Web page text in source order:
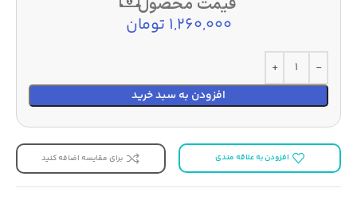
1,260,000 تومان
افزودن به سبد خرید
افزودن به علاقه مندی برای مقایسه اضافه کنید